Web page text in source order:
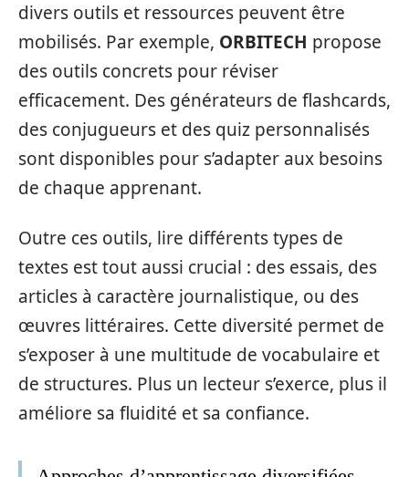
divers outils et ressources peuvent être
mobilisés. Par exemple, ORBITECH propose
des outils concrets pour réviser
efficacement. Des générateurs de flashcards,
des conjugueurs et des quiz personnalisés
sont disponibles pour s’adapter aux besoins
de chaque apprenant.
Outre ces outils, lire différents types de
textes est tout aussi crucial : des essais, des
articles à caractère journalistique, ou des
œuvres littéraires. Cette diversité permet de
s’exposer à une multitude de vocabulaire et
de structures. Plus un lecteur s’exerce, plus il
améliore sa fluidité et sa confiance.